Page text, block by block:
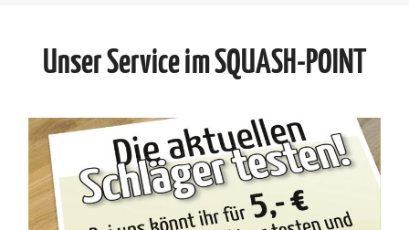
Unser Service im SQUASH-POINT